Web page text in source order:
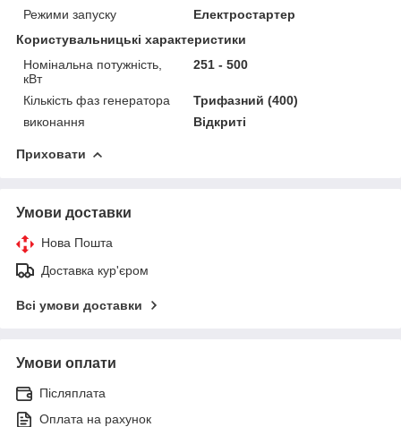
Режими запуску
Електростартер
Користувальницькі характеристики
Номінальна потужність,
кВт
251 - 500
Кількість фаз генератора
Трифазний (400)
виконання
Відкриті
Приховати
Умови доставки
Нова Пошта
Доставка кур'єром
Всі умови доставки
Умови оплати
Післяплата
Оплата на рахунок